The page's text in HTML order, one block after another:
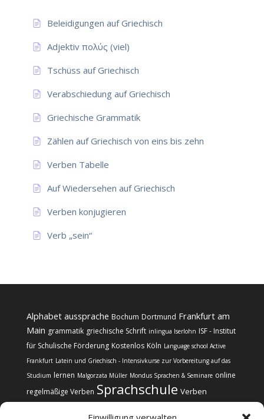
Beleidigungen auf Griechisch
Adjektiv πολύς (viel)
Tschüss auf Griechisch
Verabschiedung auf Griechisch
Griechische Grammatik
Zählen auf Griechisch von eins bis zehn
Verben Tabelle
Auf Wiedersehen auf Griechisch
Verben konjugieren
Verb „sein“
Alphabet aussprache Bochum Dortmund Frankfurt am
Main grammatik griechische Schrift inlingua Iserlohn ISF - Institut
für Schulische Förderung Kostenlos Köln Language school Active
Frankfurt Latein und Griechisch - Intensivkurse zur Vorbereitung auf das
Studium lernen Malgorzata Müller Mondus Sprachen & Seminare online
regelmäßige Verben Sprachschule Verben